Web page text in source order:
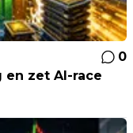
0
zet AI-race